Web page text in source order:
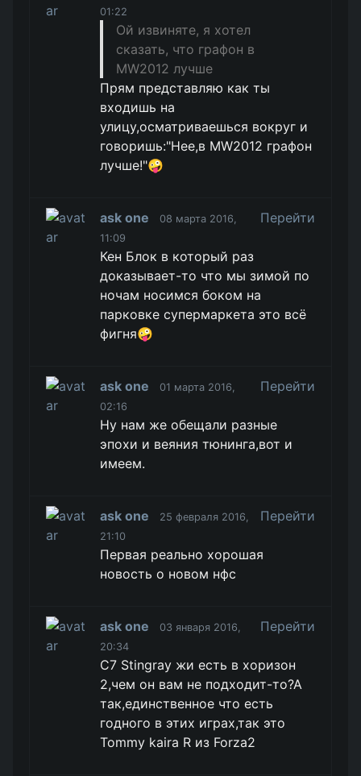
01:22
Ой извиняте, я хотел
сказать, что графон в
MW2012 лучше
Прям представляю как ты
входишь на
улицу,осматриваешься вокруг и
говоришь:"Нее,в MW2012 графон
лучше!"🤪
ask one
08 марта 2016,
11:09
Перейти
Кен Блок в который раз
доказывает-то что мы зимой по
ночам носимся боком на
парковке супермаркета это всё
фигня🤪
ask one
01 марта 2016,
02:16
Перейти
Ну нам же обещали разные
эпохи и веяния тюнинга,вот и
имеем.
ask one
25 февраля 2016,
21:10
Перейти
Первая реально хорошая
новость о новом нфс
ask one
03 января 2016,
20:34
Перейти
C7 Stingray жи есть в хоризон
2,чем он вам не подходит-то?А
так,единственное что есть
годного в этих играх,так это
Tommy kaira R из Forza2